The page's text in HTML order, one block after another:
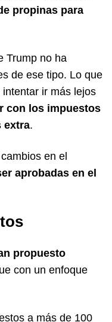
propinas para
Trump no ha
de ese tipo. Lo que
ir más lejos
con los impuestos
extra.
en el
aprobadas en el
propuesto
con un enfoque
a más de 100